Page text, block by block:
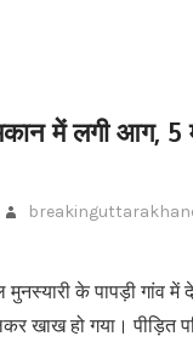
में लगी आग, 5
मुनस्यारी के पापड़ी गांव
खाख हो गया। पीड़ित